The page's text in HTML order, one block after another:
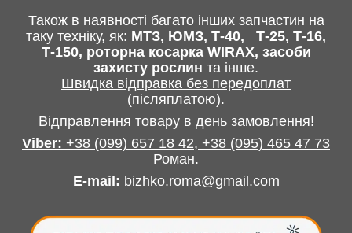
Також в наявності багато інших запчастин на
таку техніку, як: МТЗ, ЮМЗ, Т-40,
Т-25, Т-16,
Т-150, роторна косарка WIRAX, засоби
захисту рослин та інше.
Швидка відправка без передоплат
(післяплатою).
Відправлення товару в день замовлення!
Viber: +38 (099) 657 18 42, +38 (095) 465 47 73
Роман.
E-mail: bizhko.roma@gmail.com